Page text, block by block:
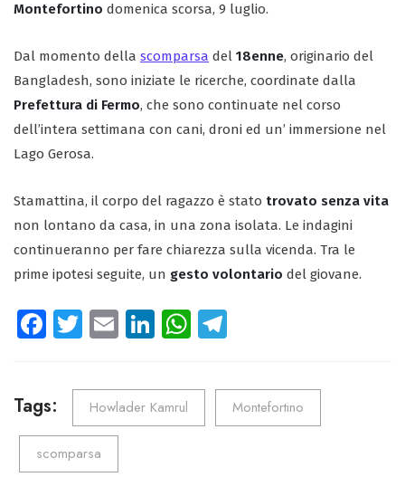
Montefortino domenica scorsa, 9 luglio.
Dal momento della scomparsa del 18enne, originario del
Bangladesh, sono iniziate le ricerche, coordinate dalla
Prefettura di Fermo, che sono continuate nel corso
dell’intera settimana con cani, droni ed un’ immersione nel
Lago Gerosa.
Stamattina, il corpo del ragazzo è stato trovato senza vita
non lontano da casa, in una zona isolata. Le indagini
continueranno per fare chiarezza sulla vicenda. Tra le
prime ipotesi seguite, un gesto volontario del giovane.
Fa
o
ok
T
tt
er
E
ail
Li
e
dI
n
W
ts
p
gr
a
m
Tags: Howlader Kamrul Montefortino
scomparsa